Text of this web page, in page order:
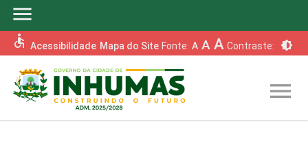
menu
accessible Acessibilidade Mapa do Site Fonte: A A A Contraste: brightness_6
menu